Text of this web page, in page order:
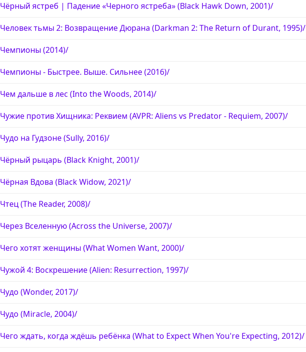
Чёрный ястреб | Падение «Черного ястреба» (Black Hawk Down, 2001)/
Человек тьмы 2: Возвращение Дюрана (Darkman 2: The Return of Durant, 1995)/
Чемпионы (2014)/
Чемпионы - Быстрее. Выше. Сильнее (2016)/
Чем дальше в лес (Into the Woods, 2014)/
Чужие против Хищника: Реквием (AVPR: Aliens vs Predator - Requiem, 2007)/
Чудо на Гудзоне (Sully, 2016)/
Чёрный рыцарь (Black Knight, 2001)/
Чёрная Вдова (Black Widow, 2021)/
Чтец (The Reader, 2008)/
Через Вселенную (Across the Universe, 2007)/
Чего хотят женщины (What Women Want, 2000)/
Чужой 4: Воскрешение (Alien: Resurrection, 1997)/
Чудо (Wonder, 2017)/
Чудо (Miracle, 2004)/
Чего ждать, когда ждёшь ребёнка (What to Expect When You're Expecting, 2012)/